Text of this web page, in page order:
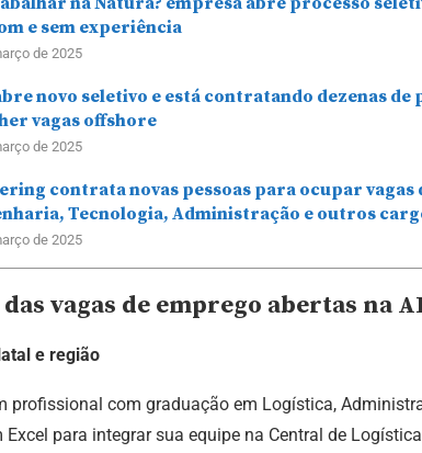
e sem experiência
de 2025
novo seletivo e está contratando dezenas de
vagas offshore
de 2025
contrata novas pessoas para ocupar vagas
Tecnologia, Administração e outros
de 2025
vagas de emprego abertas na
e região
profissional com graduação em Logística,
para integrar sua equipe na Central de